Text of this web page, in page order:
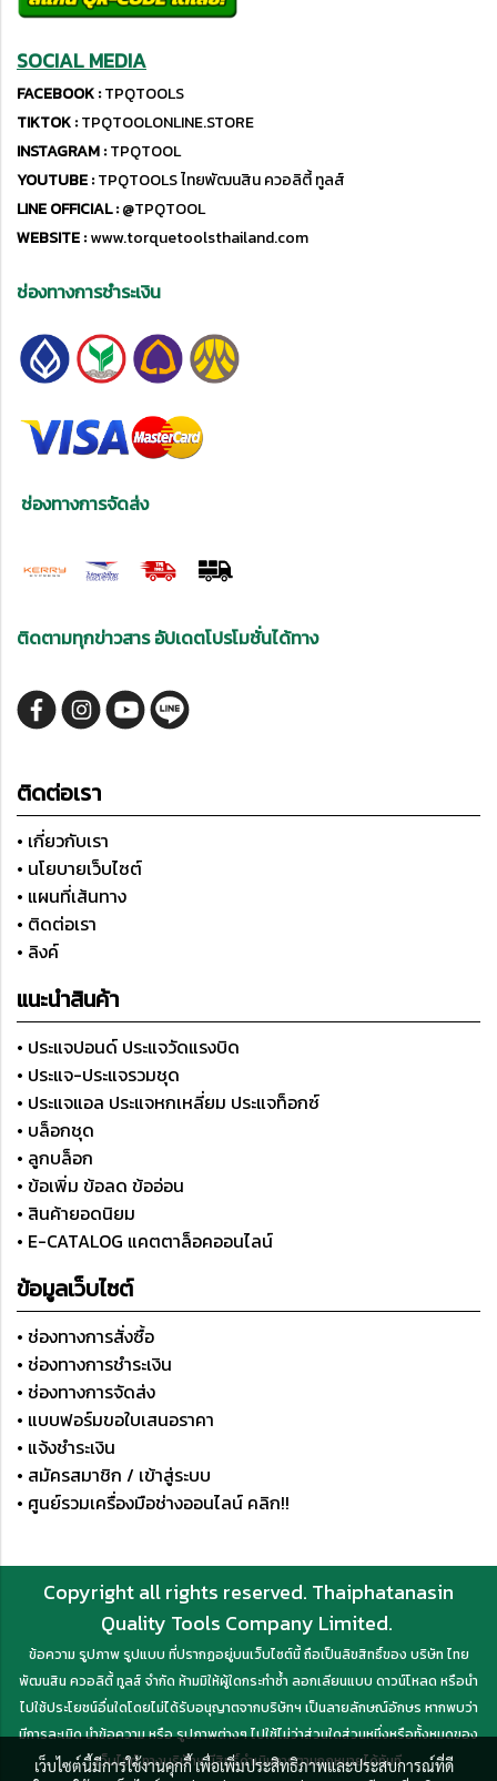
SOCIAL MEDIA
FACEBOOK :TPQTOOLS
TIKTOK :TPQTOOLONLINE.STORE
INSTAGRAM :TPQTOOL
YOUTUBE :TPQTOOLS ไทยพัฒนสิน ควอลิตี้ ทูลส์
LINE OFFICIAL :@TPQTOOL
WEBSITE :www.torquetoolsthailand.com
ช่องทางการชำระเงิน
ช่องทางการจัดส่ง
ติดตามทุกข่าวสาร อัปเดตโปรโมชั่นได้ทาง
ติดต่อเรา
• เกี่ยวกับเรา
• นโยบายเว็บไซต์
• แผนที่เส้นทาง
• ติดต่อเรา
• ลิงค์
แนะนำสินค้า
• ประแจปอนด์ ประแจวัดแรงบิด
• ประแจ-ประแจรวมชุด
• ประแจแอล ประแจหกเหลี่ยม ประแจท็อกซ์
• บล็อกชุด
• ลูกบล็อก
• ข้อเพิ่ม ข้อลด ข้ออ่อน
• สินค้ายอดนิยม
• E-CATALOG แคตตาล็อคออนไลน์
ข้อมูลเว็บไซต์
• ช่องทางการสั่งซื้อ
• ช่องทางการชำระเงิน
• ช่องทางการจัดส่ง
• แบบฟอร์มขอใบเสนอราคา
• แจ้งชำระเงิน
• สมัครสมาชิก / เข้าสู่ระบบ
• ศูนย์รวมเครื่องมือช่างออนไลน์ คลิก!!
Copyright all rights reserved. Thaiphatanasin
Quality Tools Company Limited.
ข้อความ รูปภาพ รูปแบบ ที่ปรากฏอยู่บนเว็บไซต์นี้ ถือเป็นลิขสิทธิ์ของ บริษัท ไทย
พัฒนสิน ควอลิตี้ ทูลส์ จำกัด ห้ามมิให้ผู้ใดกระทำซ้ำ ลอกเลียนแบบ ดาวน์โหลด หรือนำ
ไปใช้ประโยชน์อื่นใดโดยไม่ได้รับอนุญาตจากบริษัทฯ เป็นลายลักษณ์อักษร หากพบว่า
มีการละเมิด นำข้อความ หรือ รูปภาพต่างๆ ไปใช้ไม่ว่าส่วนใดส่วนหนึ่งหรือทั้งหมดของ
เว็บไซต์ ทางบริษัทฯ มีสิทธิ์ดำเนินการตามกฎหมายได้ทันที
เว็บไซต์นี้มีการใช้งานคุกกี้ เพื่อเพิ่มประสิทธิภาพและประสบการณ์ที่ดี